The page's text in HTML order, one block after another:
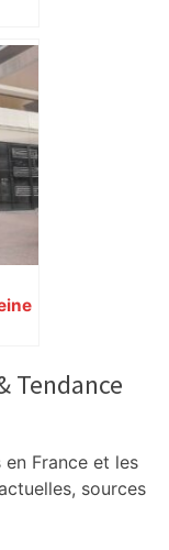
Tendance
France et les
sources